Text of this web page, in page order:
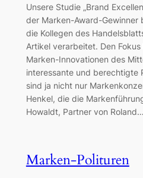
Unsere Studie „Brand
der Marken-Award-Gewinner
die Kollegen des
Artikel verarbeitet. Den
Marken-Innovationen des
interessante und berechtigte
sind ja nicht nur
Henkel, die die
Howaldt, Partner von Roland…
Marken-Polituren